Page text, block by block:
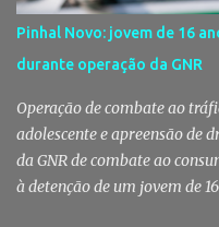
gerações, um momento de
mas também o reflexo
capacidade de transformar
mobiliza milhares de
Pinhal Novo: jovem de 16
durante operação da GNR
Operação de combate ao
adolescente e apreensão de
da GNR de combate ao
à detenção de um jovem de